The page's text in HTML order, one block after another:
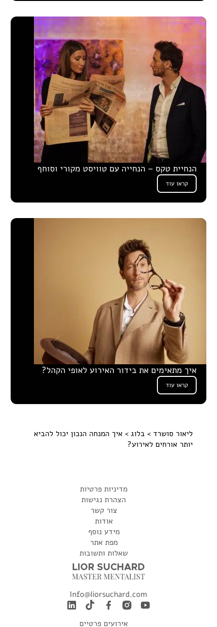
הנחיית טקס – הנחייה עם טוויסט מקורי וסוחף
קראו עוד
איך מתאימים את בידור האירוע לאופי הקהל?
קראו עוד
ליאור סושרד > בלוג > איך המנחה הנכון יכול להביא
יותר אורחים לאירוע?
מדיניות פרטיות
הצהרת נגישות
צור קשר
אודות
מידע נוסף
מפת אתר
שאלות ותשובות
Info@liorsuchard.com
אירועים פרטיים